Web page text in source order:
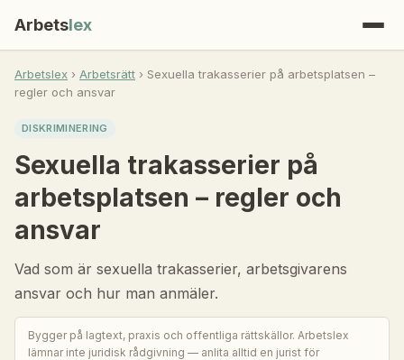
Arbetslex
Arbetslex › Arbetsrätt › Sexuella trakasserier på arbetsplatsen –
regler och ansvar
DISKRIMINERING
Sexuella trakasserier på
arbetsplatsen – regler och
ansvar
Vad som är sexuella trakasserier, arbetsgivarens
ansvar och hur man anmäler.
Bygger på lagtext, praxis och offentliga rättskällor. Arbetslex
lämnar inte juridisk rådgivning — anlita alltid en jurist för